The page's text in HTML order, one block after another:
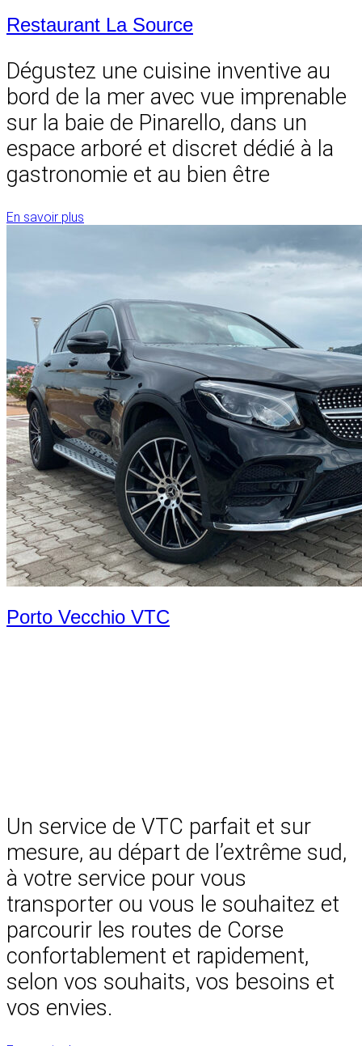
Restaurant La Source
Dégustez une cuisine inventive au
bord de la mer avec vue imprenable
sur la baie de Pinarello, dans un
espace arboré et discret dédié à la
gastronomie et au bien être
En savoir plus
Porto Vecchio VTC
Un service de VTC parfait et sur
mesure, au départ de l’extrême sud,
à votre service pour vous
transporter ou vous le souhaitez et
parcourir les routes de Corse
confortablement et rapidement,
selon vos souhaits, vos besoins et
vos envies.